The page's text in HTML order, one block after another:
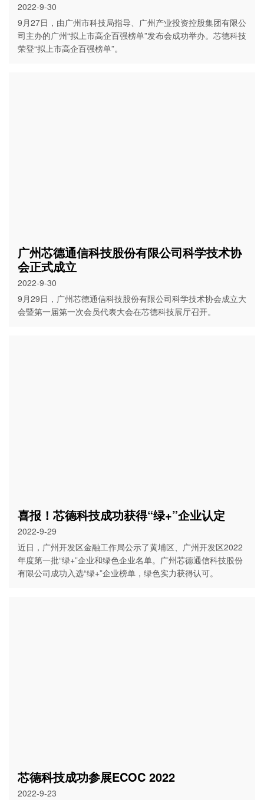
2022-9-30
9月27日，由广州市科技局指导、广州产业投资控股集团有限公
司主办的广州“拟上市高企百强榜单”发布会成功举办。芯德科技
荣登“拟上市高企百强榜单”。
广州芯德通信科技股份有限公司科学技术协
会正式成立
2022-9-30
9月29日，广州芯德通信科技股份有限公司科学技术协会成立大
会暨第一届第一次会员代表大会在芯德科技展厅召开。
喜报！芯德科技成功获得“绿+”企业认定
2022-9-29
近日，广州开发区金融工作局公示了黄埔区、广州开发区2022
年度第一批“绿+”企业和绿色企业名单。广州芯德通信科技股份
有限公司成功入选“绿+”企业榜单，绿色实力获得认可。
芯德科技成功参展ECOC 2022
2022-9-23